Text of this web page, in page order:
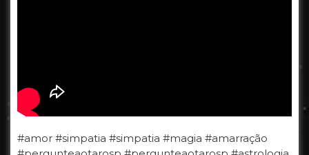
#amor #simpatia #simpatia #magia #amarração